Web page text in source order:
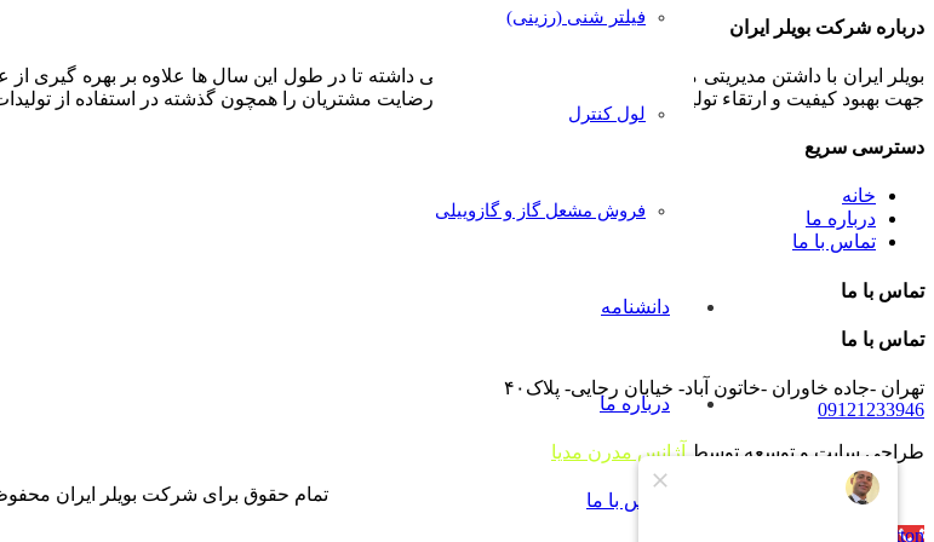
فیلتر شنی (رزینی)
لول کنترل
فروش مشعل گاز و گازوییلی
دانشنامه
درباره ما
تماس با ما
درباره شرکت بویلر ایران
بویلر ایران با داشتن مدیریتی مجرب و مشتری مدار همواره سعی داشته تا در طول این سال ها علاوه بر بهره گیری
جهت بهبود کیفیت و ارتقاء تولیدات خود پذیرا بوده و بکار گیرد تا رضایت مشتریان را همچون گذشته در استفاده از
دسترسی سریع
خانه
درباره ما
تماس با ما
تماس با ما
تماس با ما
تهران -جاده خاوران -خاتون آباد- خیابان رجایی- پلاک۴۰
09121233946
طراحی سایت و توسعه توسط آژانس مدرن مدیا
تمام حقوق برای شرکت بویلر ایران
Call Now Button